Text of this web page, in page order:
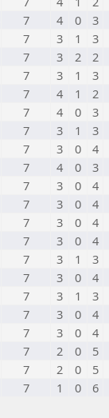
7 4 0
3
7 3 1
3
7 3 2
2
7 3 1
3
7 4 1
2
7 4 0
3
7 3 1
3
7 3 0
4
7 4 0
3
7 3 0
4
7 3 0
4
7 3 0
4
7 3 0
4
7 3 1
3
7 3 0
4
7 3 1
3
7 3 0
4
7 3 0
4
7 2 0
5
7 2 0
5
7 1 0
6